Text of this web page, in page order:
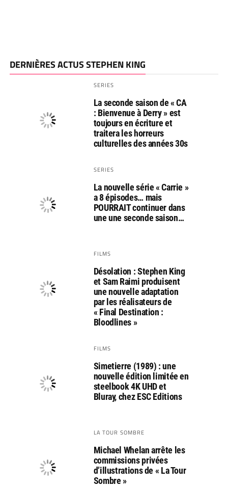
DERNIÈRES ACTUS STEPHEN KING
SERIES
La seconde saison de « CA
: Bienvenue à Derry » est
toujours en écriture et
traitera les horreurs
culturelles des années 30s
SERIES
La nouvelle série « Carrie »
a 8 épisodes… mais
POURRAIT continuer dans
une une seconde saison…
FILMS
Désolation : Stephen King
et Sam Raimi produisent
une nouvelle adaptation
par les réalisateurs de
« Final Destination :
Bloodlines »
FILMS
Simetierre (1989) : une
nouvelle édition limitée en
steelbook 4K UHD et
Bluray, chez ESC Editions
LA TOUR SOMBRE
Michael Whelan arrête les
commissions privées
d’illustrations de « La Tour
Sombre »